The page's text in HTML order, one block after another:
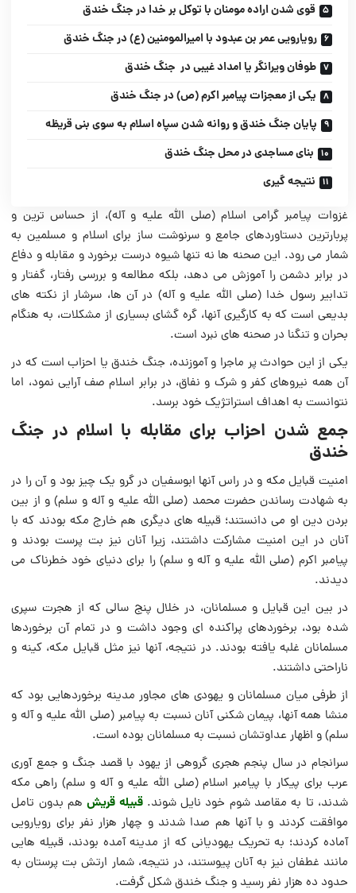
قوی شدن اراده مومنان با توکل بر خدا در جنگ خندق
رویارویی عمر بن عبدود با امیرالمومنین (ع) در جنگ خندق
طوفان ویرانگر یا امداد غیبی در جنگ خندق
يكى از معجزات پيامبر اكرم (ص) در جنگ خندق
پایان جنگ خندق و روانه شدن سپاه اسلام به سوى بنى قريظه
بنای مساجدی در محل جنگ خندق
نتیجه گیری
غزوات پیامبر گرامی اسلام (صلی الله علیه و آله)، از حساس ترین و
پربارترین دستاوردهای جامع و سرنوشت ساز برای اسلام و مسلمین به
شمار می رود. این صحنه ها نه تنها شیوه درست برخورد و مقابله و دفاع
در برابر دشمن را آموزش می دهد، بلکه مطالعه و بررسی رفتار، گفتار و
تدابیر رسول خدا (صلی الله علیه و آله) در آن ها، سرشار از نکته های
بدیعی است که به کارگیری آنها، گره گشای بسیاری از مشکلات، به هنگام
بحران و تنگنا در صحنه های نبرد است.
یکی از این حوادث پر ماجرا و آموزنده، جنگ خندق یا احزاب است که در
آن همه نیروهای کفر و شرک و نفاق، در برابر اسلام صف آرایی نمود، اما
نتوانست به اهداف استراتژیک خود برسد.
جمع شدن احزاب برای مقابله با اسلام در جنگ
خندق
امنیت قبایل مکه و در راس آنها ابوسفیان در گرو یک چیز بود و آن را در
به شهادت رساندن حضرت محمد (صلی الله علیه و آله و سلم) و از بین
بردن دین او می دانستند؛ قبیله های دیگری هم خارج مکه بودند که با
آنان در این امنیت مشارکت داشتند، زیرا آنان نیز بت پرست بودند و
پیامبر اکرم (صلی الله علیه و آله و سلم) را برای دنیای خود خطرناک می
دیدند.
در بین این قبایل و مسلمانان، در خلال پنج سالی که از هجرت سپری
شده بود، برخوردهای پراکنده ای وجود داشت و در تمام آن برخوردها
مسلمانان غلبه یافته بودند. در نتیجه، آنها نیز مثل قبایل مکه، کینه و
ناراحتی داشتند.
از طرفی میان مسلمانان و یهودی های مجاور مدینه برخوردهایی بود که
منشا همه آنها، پیمان شکنی آنان نسبت به پیامبر (صلی الله علیه و آله و
سلم) و اظهار عداوتشان نسبت به مسلمانان بوده است.
سرانجام در سال پنجم هجری گروهی از یهود با قصد جنگ و جمع آوری
عرب برای پیکار با پیامبر اسلام (صلی الله علیه و آله و سلم) راهی مکه
شدند، تا به مقاصد شوم خود نایل شوند.قبیله قریشهم بدون تامل
موافقت کردند و با آنها هم صدا شدند و چهار هزار نفر برای رویارویی
آماده کردند؛ به تحریک یهودیانی که از مدینه آمده بودند، قبیله هایی
مانند غطفان نیز به آنان پیوستند، در نتیجه، شمار ارتش بت پرستان به
حدود ده هزار نفر رسید و جنگ خندق شکل گرفت.